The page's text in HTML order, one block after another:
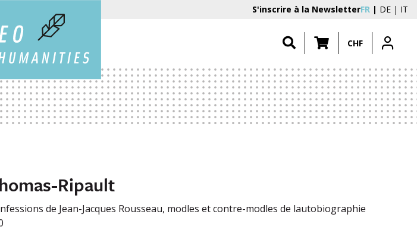
S'inscrire à la NewsletterFR DE IT
CHF
Ripault
de Jean-Jacques Rousseau, modles et contre-modles de lautobiographie